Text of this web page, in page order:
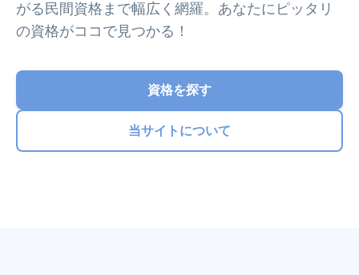
がる民間資格まで幅広く網羅。あなたにピッタリ
の資格がココで見つかる！
資格を探す
当サイトについて